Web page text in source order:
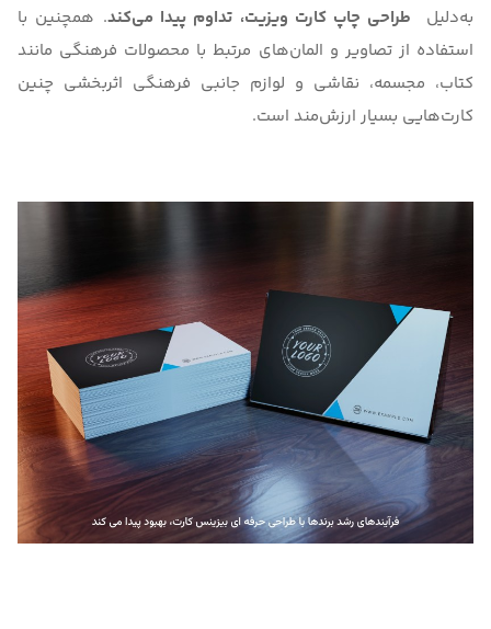
به‌دلیل
طراحی چاپ کارت ویزیت، تداوم پیدا می‌کند. همچنین با
استفاده از تصاویر و المان‌های مرتبط با محصولات فرهنگی مانند
کتاب، مجسمه، نقاشی و لوازم جانبی فرهنگی اثربخشی چنین
کارت‌هایی بسیار ارزش‌مند است.